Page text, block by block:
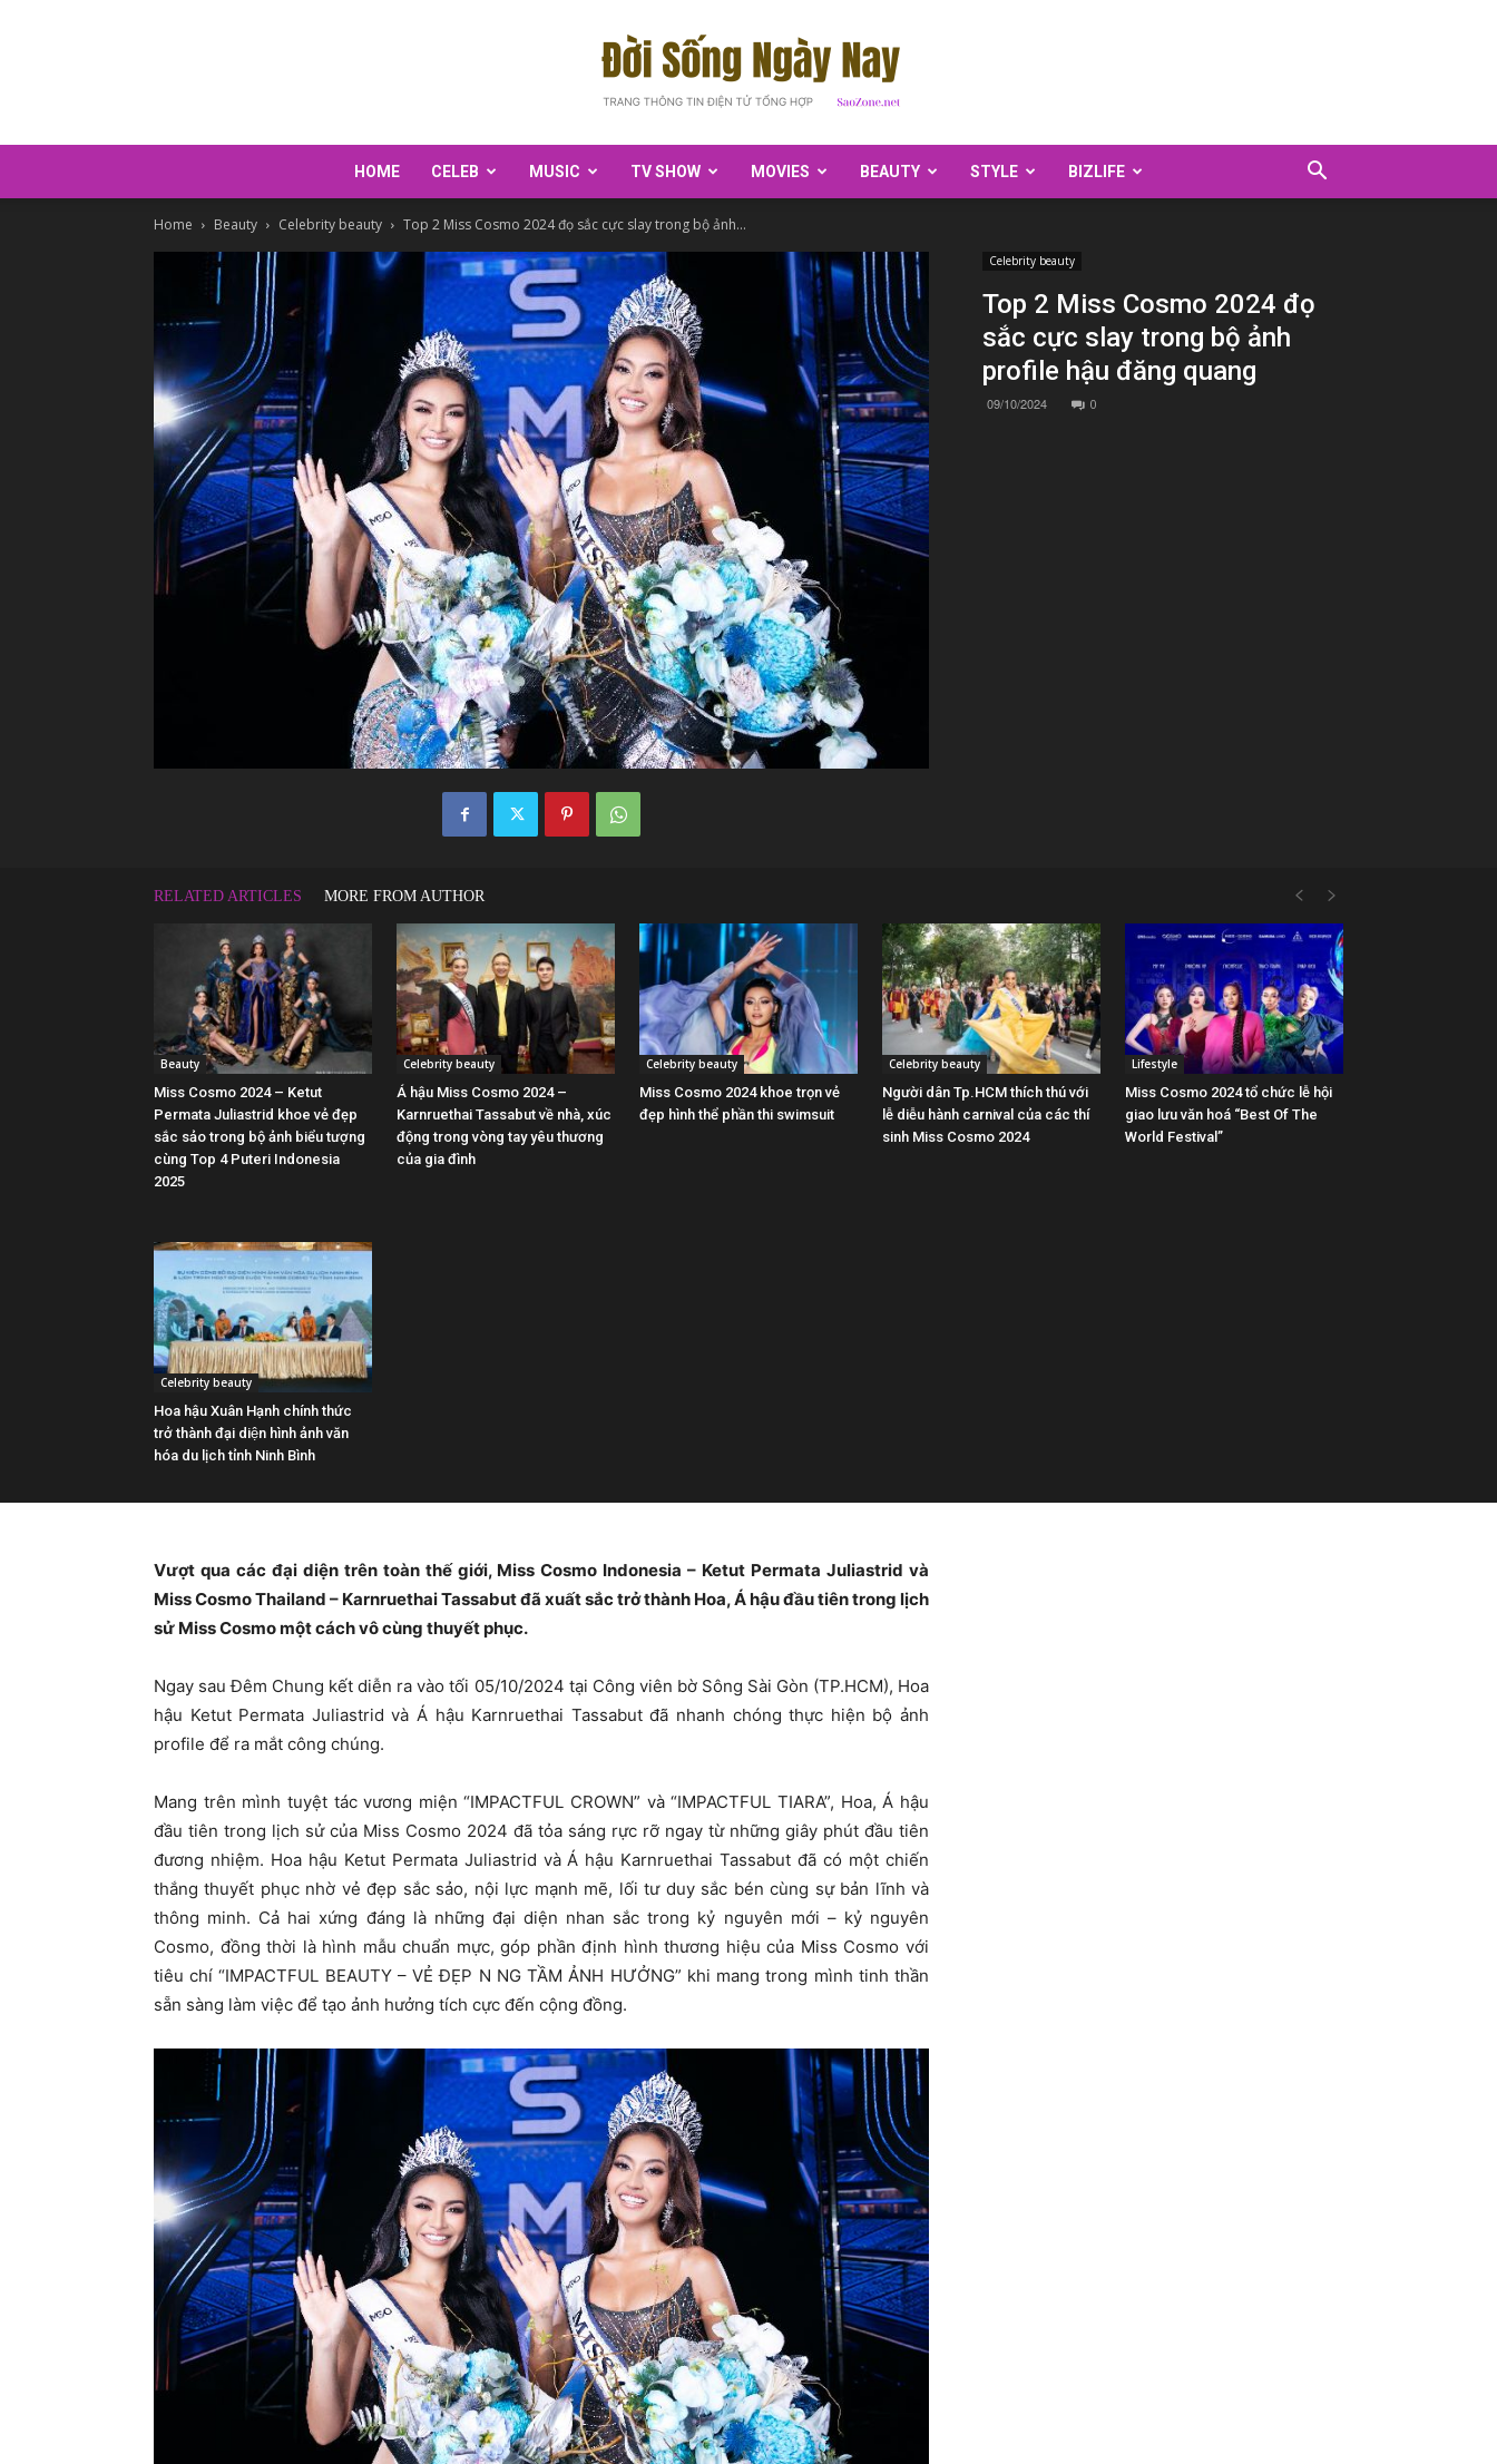
HOME CELEB MUSIC TV SHOW MOVIES BEAUTY STYLE BIZLIFE
Home Beauty Celebrity beauty Top 2 Miss Cosmo 2024 đọ sắc cực slay trong bộ ảnh...
Celebrity beauty
Top 2 Miss Cosmo 2024 đọ
sắc cực slay trong bộ ảnh
profile hậu đăng quang
09/10/2024 0
RELATED ARTICLES MORE FROM AUTHOR
Beauty
Miss Cosmo 2024 – Ketut
Permata Juliastrid khoe vẻ đẹp
sắc sảo trong bộ ảnh biểu tượng
cùng Top 4 Puteri Indonesia
2025
Celebrity beauty
Á hậu Miss Cosmo 2024 –
Karnruethai Tassabut về nhà, xúc
động trong vòng tay yêu thương
của gia đình
Celebrity beauty
Miss Cosmo 2024 khoe trọn vẻ
đẹp hình thể phần thi swimsuit
Celebrity beauty
Người dân Tp.HCM thích thú với
lễ diễu hành carnival của các thí
sinh Miss Cosmo 2024
Lifestyle
Miss Cosmo 2024 tổ chức lễ hội
giao lưu văn hoá “Best Of The
World Festival”
Celebrity beauty
Hoa hậu Xuân Hạnh chính thức
trở thành đại diện hình ảnh văn
hóa du lịch tỉnh Ninh Bình
Vượt qua các đại diện trên toàn thế giới, Miss Cosmo Indonesia – Ketut Permata Juliastrid và
Miss Cosmo Thailand – Karnruethai Tassabut đã xuất sắc trở thành Hoa, Á hậu đầu tiên trong lịch
sử Miss Cosmo một cách vô cùng thuyết phục.
Ngay sau Đêm Chung kết diễn ra vào tối 05/10/2024 tại Công viên bờ Sông Sài Gòn (TP.HCM), Hoa
hậu Ketut Permata Juliastrid và Á hậu Karnruethai Tassabut đã nhanh chóng thực hiện bộ ảnh
profile để ra mắt công chúng.
Mang trên mình tuyệt tác vương miện “IMPACTFUL CROWN” và “IMPACTFUL TIARA”, Hoa, Á hậu
đầu tiên trong lịch sử của Miss Cosmo 2024 đã tỏa sáng rực rỡ ngay từ những giây phút đầu tiên
đương nhiệm. Hoa hậu Ketut Permata Juliastrid và Á hậu Karnruethai Tassabut đã có một chiến
thắng thuyết phục nhờ vẻ đẹp sắc sảo, nội lực mạnh mẽ, lối tư duy sắc bén cùng sự bản lĩnh và
thông minh. Cả hai xứng đáng là những đại diện nhan sắc trong kỷ nguyên mới – kỷ nguyên
Cosmo, đồng thời là hình mẫu chuẩn mực, góp phần định hình thương hiệu của Miss Cosmo với
tiêu chí “IMPACTFUL BEAUTY – VẺ ĐẸP N NG TẦM ẢNH HƯỞNG” khi mang trong mình tinh thần
sẵn sàng làm việc để tạo ảnh hưởng tích cực đến cộng đồng.